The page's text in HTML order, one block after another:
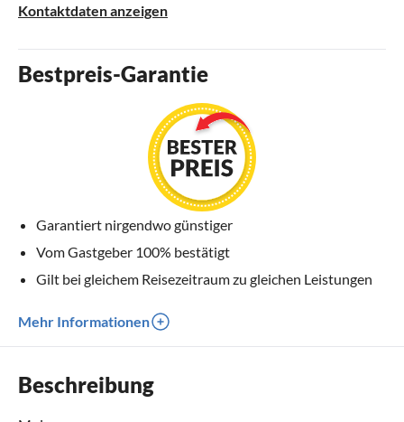
Kontaktdaten anzeigen
Bestpreis-Garantie
Garantiert nirgendwo günstiger
Vom Gastgeber 100% bestätigt
Gilt bei gleichem Reisezeitraum zu gleichen Leistungen
Mehr Informationen
Beschreibung